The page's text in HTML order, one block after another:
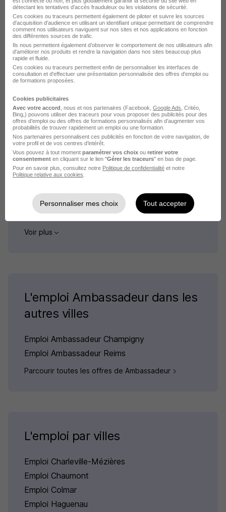
Emploi Directeur territorial Châlons-en-
Champagne
Emploi Facteur Châlons-en-Champagne
Emploi Ripeur Châlons-en-Champagne
L'emploi par métier
Emploi Agent territorial
Emploi ATSEM
Emploi Chargé de développement local
Emploi Chef de service Politique de la Ville
Emploi Conducteur BOM
Voir plus
L'emploi Ambassadeur dans les
autres villes
Emploi Ambassadeur Champigny
Emploi Ambassadeur Reims
Parcourir toutes les offres de Ambassadeur
L'emploi par villes
Emploi Charleville-Mézières
Emploi Chaumont
Emploi Colmar
Emploi Haguenau
détectant les tentatives d'accès frauduleux ou les violations de sécurité.
Ces cookies ou traceurs permettent également de piloter et suivre les sources
d'acquisition d'audience en utilisant un identifiant unique permettant de comprendre
comment nos utilisateurs naviguent sur nos sites et nos applications en fonction
des différentes sources de trafic.
Ils nous permettent également d’observer le comportement de nos utilisateurs afin
d'améliorer nos produits et rendre la navigation dans nos sites beaucoup plus
rapide et fluide.
Ces cookies ou traceurs permettent enfin de personnaliser les interfaces de
consultation et d'effectuer une présentation personnalisée des offres d'emploi ou
de formations proposées.
Cookies publicitaires
Avec votre accord , nous et nos partenaires (Facebook, Google Ads , Critéo,
Bing,) pouvons utiliser des traceurs pour vous proposer des publicités pour des
offres d’emploi ou des offres de formations personnalisés afin d’augmenter vos
probabilités de trouver rapidement un emploi ou une formation.
Nos partenaires personnalisent ces publicités en fonction de votre navigation, de
votre profil et de vos centres d’intérêt.
Vous pouvez à tout moment paramétrer vos choix ou retirer votre
consentement en cliquant sur le lien "Gérer les traceurs" en bas de page.
Pour en savoir plus, consultez notre Politique de confidentialité et notre
Politique relative aux cookies
Personnaliser mes choix Tout accepter